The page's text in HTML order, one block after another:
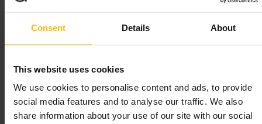
Consent Details About
This website uses cookies
We use cookies to personalise content and ads, to provide
social media features and to analyse our traffic. We also
share information about your use of our site with our social
Reserve com antecedência para a hora de jantar, sobretudo ao fim de
alergias alimentares no momento da reserva. Combine o jantar com um
http://www.winding-stair.com/
White Rabbit Capel Street